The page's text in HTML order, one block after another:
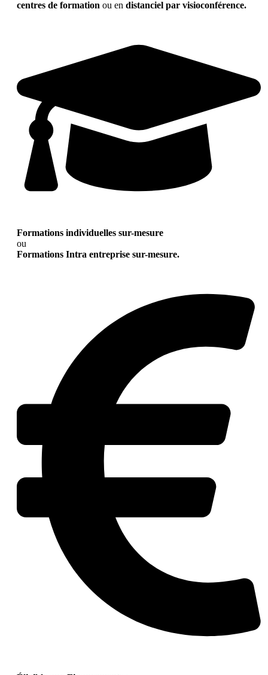
centres de formation ou en distanciel par visioconférence.
Formations individuelles sur-mesure
ou
Formations Intra entreprise sur-mesure.